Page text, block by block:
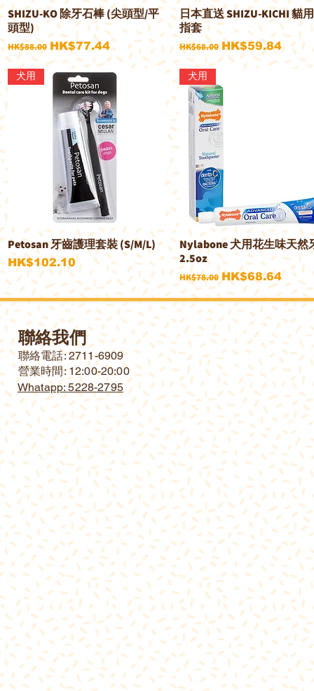
快速瀏覽
SHIZU-KO 除牙石棒 (尖頭型/平
頭型)
一般價格
HK$88.00 促銷價格
HK$77.44
快速瀏覽
日本直送 SHIZU-KICHI 貓
指套
一般價格
HK$68.00 促銷價格
HK$59.84
快速瀏覽
犬用
Petosan 牙齒護理套裝 (S/M/L)
價格
HK$102.10
快速瀏覽
犬用
Nylabone 犬用花生味天然
2.5oz
一般價格
HK$78.00 促銷價格
HK$68.64
聯絡我們
​聯絡電話: 2711-6909
營業時間: 12:00-20:00
Whatapp: 5228-2795